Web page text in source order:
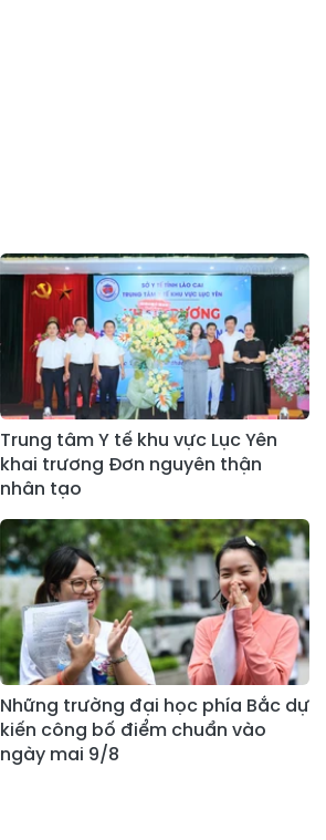
Trung tâm Y tế khu vực Lục Yên
khai trương Đơn nguyên thận
nhân tạo
Những trường đại học phía Bắc dự
kiến công bố điểm chuẩn vào
ngày mai 9/8